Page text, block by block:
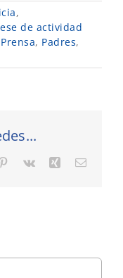
,
de actividad
, Padres,
Pinterest
Vk XingCorreo